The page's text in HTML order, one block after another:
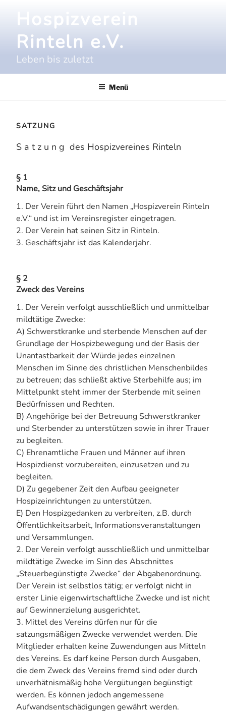
Hospizverein
Rinteln e.V.
Leben bis zuletzt
Menü
SATZUNG
S a t z u n g des Hospizvereines Rinteln
§ 1
Name, Sitz und Geschäftsjahr
1. Der Verein führt den Namen „Hospizverein Rinteln
e.V.“ und ist im Vereinsregister eingetragen.
2. Der Verein hat seinen Sitz in Rinteln.
3. Geschäftsjahr ist das Kalenderjahr.
§ 2
Zweck des Vereins
1. Der Verein verfolgt ausschließlich und unmittelbar
mildtätige Zwecke:
A) Schwerstkranke und sterbende Menschen auf der
Grundlage der Hospizbewegung und der Basis der
Unantastbarkeit der Würde jedes einzelnen
Menschen im Sinne des christlichen Menschenbildes
zu betreuen; das schließt aktive Sterbehilfe aus; im
Mittelpunkt steht immer der Sterbende mit seinen
Bedürfnissen und Rechten.
B) Angehörige bei der Betreuung Schwerstkranker
und Sterbender zu unterstützen sowie in ihrer Trauer
zu begleiten.
C) Ehrenamtliche Frauen und Männer auf ihren
Hospizdienst vorzubereiten, einzusetzen und zu
begleiten.
D) Zu gegebener Zeit den Aufbau geeigneter
Hospizeinrichtungen zu unterstützen.
E) Den Hospizgedanken zu verbreiten, z.B. durch
Öffentlichkeitsarbeit, Informationsveranstaltungen
und Versammlungen.
2. Der Verein verfolgt ausschließlich und unmittelbar
mildtätige Zwecke im Sinn des Abschnittes
„Steuerbegünstigte Zwecke“ der Abgabenordnung.
Der Verein ist selbstlos tätig; er verfolgt nicht in
erster Linie eigenwirtschaftliche Zwecke und ist nicht
auf Gewinnerzielung ausgerichtet.
3. Mittel des Vereins dürfen nur für die
satzungsmäßigen Zwecke verwendet werden. Die
Mitglieder erhalten keine Zuwendungen aus Mitteln
des Vereins. Es darf keine Person durch Ausgaben,
die dem Zweck des Vereins fremd sind oder durch
unverhätnismäßig hohe Vergütungen begünstigt
werden. Es können jedoch angemessene
Aufwandsentschädigungen gewährt werden.